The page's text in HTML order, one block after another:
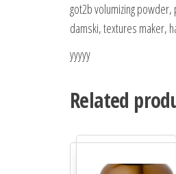
got2b volumizing powder,
damski, textures maker,
yyyyy
Related